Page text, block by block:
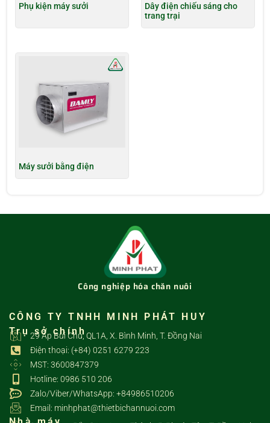
Phụ kiện máy sưởi
Dây điện chiếu sáng cho
trang trại
Máy sưởi bằng điện
Công nghiệp hóa chăn nuôi
CÔNG TY TNHH MINH PHÁT HUY
Trụ sở chính
29 Ấp Bùi Chu, QL1A, X. Bình Minh, T. Đồng Nai
Điện thoại: (+84) 0251 6279 223
MST: 3600847379
Hotline: 0986 510 206
Zalo/Viber/WhatsApp: +84986510206
Email: minhphat@thietbichannuoi.com